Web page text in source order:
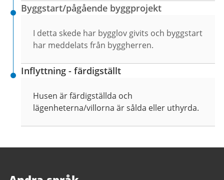
Byggstart/pågående byggprojekt
I detta skede har bygglov givits och byggstart
har meddelats från byggherren.
Inflyttning - färdigställt
Husen är färdigställda och
lägenheterna/villorna är sålda eller uthyrda.